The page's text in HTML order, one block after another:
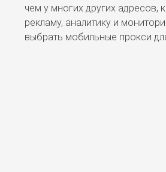
чем у многих других адресов,
рекламу, аналитику и
выбрать мобильные прокси